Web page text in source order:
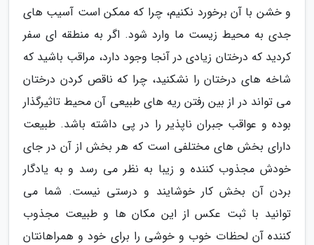
و خشن با آن برخورد نکنیم، چرا که ممکن است آسیب های
جدی به محیط زیست ما وارد شود. اگر به منطقه ای سفر
کردید که درختان زیادی در آنجا وجود دارد، مراقب باشید که
شاخه های درختان را نشکنید، چرا که ناقص کردن درختان
می تواند در از بین رفتن ریه های طبیعی آن محیط تاثیرگذار
بوده و عواقب جبران ناپذیر را در پی داشته باشد. طبیعت
دارای بخش های مختلفی است که هر بخش از آن در جای
خودش مجذوب کننده و زیبا به نظر می رسد و به یادگار
بردن آن بخش کار خوشایند و درستی نیست. شما می
توانید با ثبت عکس از این مکان ها و طبیعت مجذوب
کننده آن لحظات خوب و خوشی را برای خود و همراهانتان